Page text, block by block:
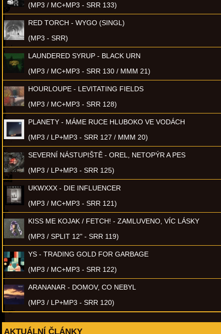
(MP3 / MC+MP3 - SRR 133)
RED TORCH - WYGO (SINGL)
(MP3 - SRR)
LAUNDERED SYRUP - BLACK URN
(MP3 / MC+MP3 - SRR 130 / MMM 21)
HOURLOUPE - LEVITATING FIELDS
(MP3 / MC+MP3 - SRR 128)
PLANETY - MÁME RUCE HLUBOKO VE VODÁCH
(MP3 / LP+MP3 - SRR 127 / MMM 20)
SEVERNÍ NÁSTUPIŠTĚ - OREL, NETOPÝR A PES
(MP3 / LP+MP3 - SRR 125)
UKWXXX - DIE INFLUENCER
(MP3 / MC+MP3 - SRR 121)
KISS ME KOJAK / FETCH! - ZAMLUVENO, VÍC LÁSKY
(MP3 / SPLIT 12" - SRR 119)
YS - TRADING GOLD FOR GARBAGE
(MP3 / MC+MP3 - SRR 122)
ARANANAR - DOMOV, CO NEBYL
(MP3 / LP+MP3 - SRR 120)
AKTUÁLNÍ ČLÁNKY